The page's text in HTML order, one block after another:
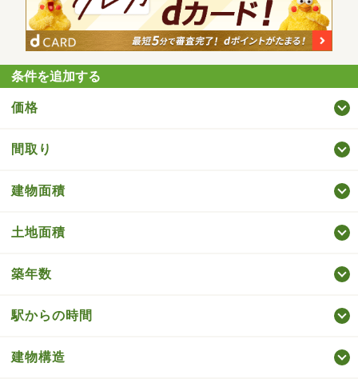
条件を追加する
価格
間取り
建物面積
土地面積
築年数
駅からの時間
建物構造